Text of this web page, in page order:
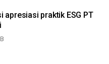
apresiasi praktik ESG PT